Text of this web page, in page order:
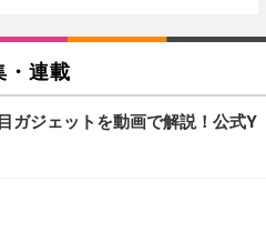
・連載
ガジェットを動画で解説！公式Y